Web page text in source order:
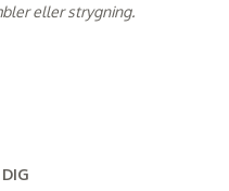
eller strygning.